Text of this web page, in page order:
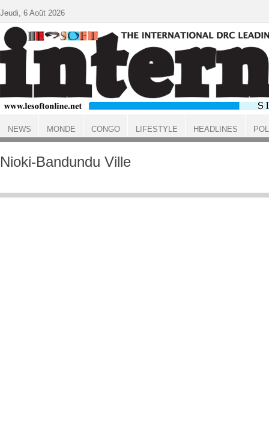
ACCUEIL
Nioki-Bandundu Ville
Jeudi, 6 Août 2026
NEWS MONDE CONGO LIFESTYLE HEADLINES